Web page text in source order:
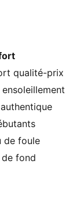
qualité-prix
de foule
fond